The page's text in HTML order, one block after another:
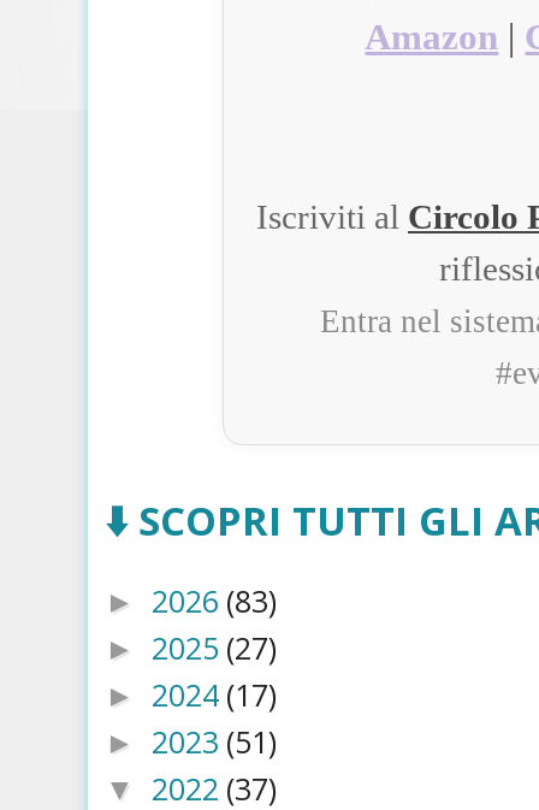
Amazon |
Iscriviti al Circolo
Entra nel
⬇️ SCOPRI TUTTI GLI
► 2026 (83)
► 2025 (27)
► 2024 (17)
► 2023 (51)
▼ 2022 (37)